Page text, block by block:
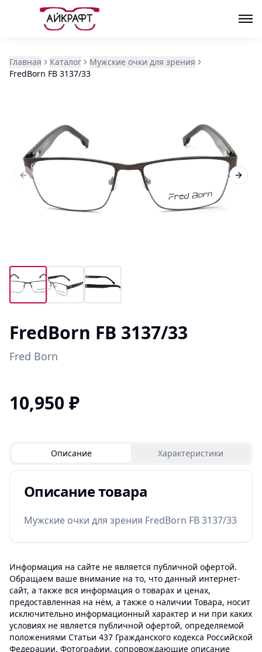
Главная Каталог
Мужские очки для зрения
FredBorn FB 3137/33
Previous slide Next
FredBorn FB 3137/33
Fred Born
10,950 ₽
Описание Характеристики
Описание товара
Мужские очки для зрения FredBorn FB 3137/33
Информация на сайте не является публичной офертой.
Обращаем ваше внимание на то, что данный интернет-
сайт, а также вся информация о товарах и ценах,
предоставленная на нём, а также о наличии Товара, носит
исключительно информационный характер и ни при каких
условиях не является публичной офертой, определяемой
положениями Статьи 437 Гражданского кодекса Российской
Федерации. Фотографии, сопровождающие описание